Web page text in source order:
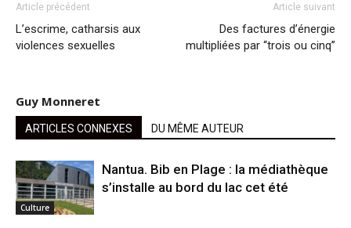
Article précédent
L’escrime, catharsis aux
violences sexuelles
Article suivant
Des factures d’énergie
multipliées par “trois ou cinq”
Guy Monneret
ARTICLES CONNEXES DU MÊME AUTEUR
Culture
Nantua. Bib en Plage : la médiathèque
s’installe au bord du lac cet été